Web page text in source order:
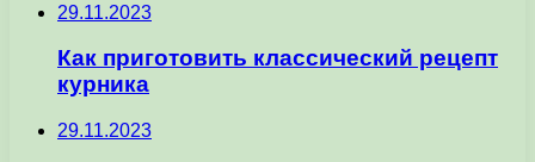
29.11.2023
Как приготовить классический рецепт
курника
29.11.2023